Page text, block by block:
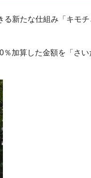
新たな仕組み「キモ
加算した金額を「さ